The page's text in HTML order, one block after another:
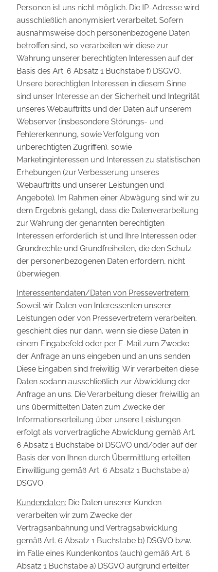
Personen ist uns nicht möglich. Die IP-Adresse wird
ausschließlich anonymisiert verarbeitet. Sofern
ausnahmsweise doch personenbezogene Daten
betroffen sind, so verarbeiten wir diese zur
Wahrung unserer berechtigten Interessen auf der
Basis des Art. 6 Absatz 1 Buchstabe f) DSGVO.
Unsere berechtigten Interessen in diesem Sinne
sind unser Interesse an der Sicherheit und Integrität
unseres Webauftritts und der Daten auf unserem
Webserver (insbesondere Störungs- und
Fehlererkennung, sowie Verfolgung von
unberechtigten Zugriffen), sowie
Marketinginteressen und Interessen zu statistischen
Erhebungen (zur Verbesserung unseres
Webauftritts und unserer Leistungen und
Angebote). Im Rahmen einer Abwägung sind wir zu
dem Ergebnis gelangt, dass die Datenverarbeitung
zur Wahrung der genannten berechtigten
Interessen erforderlich ist und Ihre Interessen oder
Grundrechte und Grundfreiheiten, die den Schutz
der personenbezogenen Daten erfordern, nicht
überwiegen.
Interessentendaten/Daten von Pressevertretern:
Soweit wir Daten von Interessenten unserer
Leistungen oder von Pressevertretern verarbeiten,
geschieht dies nur dann, wenn sie diese Daten in
einem Eingabefeld oder per E-Mail zum Zwecke
der Anfrage an uns eingeben und an uns senden.
Diese Eingaben sind freiwillig. Wir verarbeiten diese
Daten sodann ausschließlich zur Abwicklung der
Anfrage an uns. Die Verarbeitung dieser freiwillig an
uns übermittelten Daten zum Zwecke der
Informationserteilung über unsere Leistungen
erfolgt als vorvertragliche Abwicklung gemäß Art.
6 Absatz 1 Buchstabe b) DSGVO und/oder auf der
Basis der von Ihnen durch Übermittlung erteilten
Einwilligung gemäß Art. 6 Absatz 1 Buchstabe a)
DSGVO.
Kundendaten: Die Daten unserer Kunden
verarbeiten wir zum Zwecke der
Vertragsanbahnung und Vertragsabwicklung
gemäß Art. 6 Absatz 1 Buchstabe b) DSGVO bzw.
im Falle eines Kundenkontos (auch) gemäß Art. 6
Absatz 1 Buchstabe a) DSGVO aufgrund erteilter